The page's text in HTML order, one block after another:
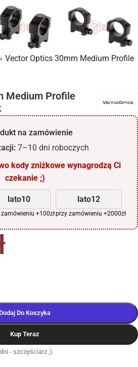
» Vector Optics 30mm Medium Profile
Medium Profile
na zamówienie
7–10 dni roboczych
kody zniżkowe wynagrodzą Ci
czekanie ;)
lato10
+100zł
lato12
przy zamówieniu +2000zł
Do Koszyka
Kup Teraz
- szczęściarz ;)